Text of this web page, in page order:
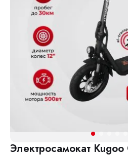
Электросамокат Kugoo